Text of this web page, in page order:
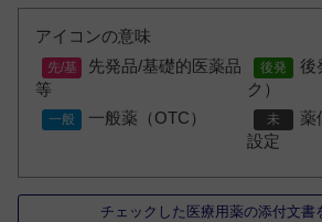
アイコンの意味
先発品/基礎的医薬品
等
後
ク）
一般薬（OTC）
薬
設定
チェックした医療用薬の添付文書